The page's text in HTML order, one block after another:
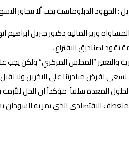
وزير المالية دكتور جبريل
لصناديق الاقتراع ،
“المجلس المركزي” ولكن يجب عليهم
نسعى لفرض مبادرتنا على الآخرين ولا
المعدة سلفاً مؤكداً ان الحل
الاقتصادي الذي يمر به